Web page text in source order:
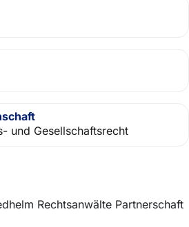
Rechtsanwälte Partnerschaft
und Gesellschaftsrecht